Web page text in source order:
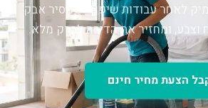
לאחר עבודות שיפוץ — מסיר אבק
וצבע, ומחזיר את הדירה לברק מלא.
הצעת מחיר חינם